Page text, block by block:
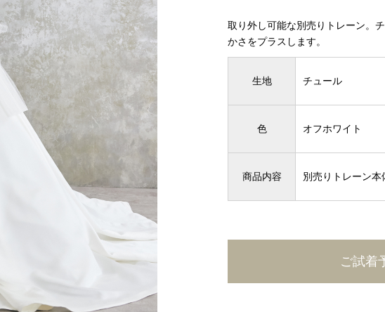
取り外し可能な別売りトレーン。
かさをプラスします。
生地 チュール
色 オフホワイト
商品内容 別売りトレーン本
ご試着